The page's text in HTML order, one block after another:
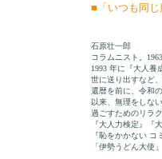
■「いつも同
石原壮一郎
コラムニスト。
1993 年に『大人養
世に送り出すなど
還暦を前に、令和
以来、無理をしな
過ごすためのリラ
『大人力検定』『
『恥をかかない
「伊勢うどん大使